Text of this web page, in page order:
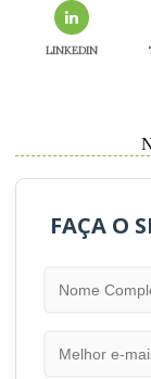
LINKEDIN
FAÇA O